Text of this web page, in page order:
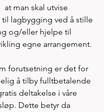
man skal utvise
til lagbygging ved å stille
og/eller hjelpe til
egne arrangement.
forutsetning er det for
å tilby fulltbetalende
deltakelse i våre
Dette betyr da